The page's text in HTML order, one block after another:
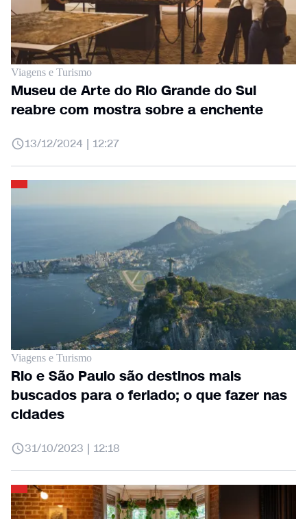
Viagens e Turismo
Museu de Arte do Rio Grande do Sul
reabre com mostra sobre a enchente
13/12/2024 | 12:27
Viagens e Turismo
Rio e São Paulo são destinos mais
buscados para o feriado; o que fazer nas
cidades
31/10/2023 | 12:18